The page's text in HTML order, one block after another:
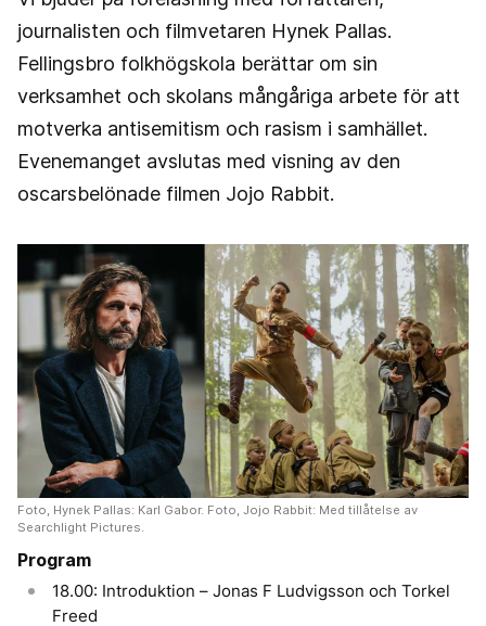
journalisten och filmvetaren Hynek Pallas.
Fellingsbro folkhögskola berättar om sin
verksamhet och skolans mångåriga arbete för att
motverka antisemitism och rasism i samhället.
Evenemanget avslutas med visning av den
oscarsbelönade filmen Jojo Rabbit.
Foto, Hynek Pallas: Karl Gabor. Foto, Jojo Rabbit: Med tillåtelse av
Searchlight Pictures.
Program
18.00: Introduktion – Jonas F Ludvigsson och Torkel
Freed